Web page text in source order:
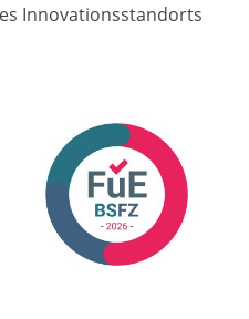
Innovationsstandorts